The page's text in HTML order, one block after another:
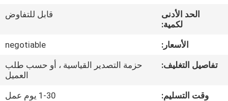
جولة
المصنع
مراقبة
الحد الأدنى
لكمية:
قابل للتفاوض
الأسعار:
negotiable
تفاصيل التغليف:
حزمة التصدير القياسية ، أو حسب طلب
العميل
وقت التسليم:
1-30 يوم عمل